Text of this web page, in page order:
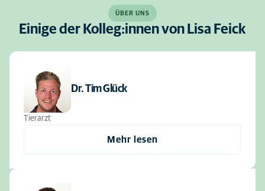
ÜBER UNS
Einige der Kolleg:innen von Lisa Feick
Dr. Tim Glück
Tierarzt
Mehr lesen